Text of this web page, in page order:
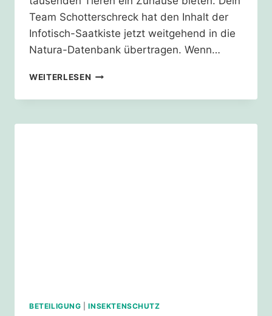
Team Schotterschreck hat den Inhalt der
Infotisch-Saatkiste jetzt weitgehend in die
Natura-Datenbank übertragen. Wenn…
WEITERLESEN SCHOTTERSCHRECK
UND
BETEILIGUNG |INSEKTENSCHUTZ